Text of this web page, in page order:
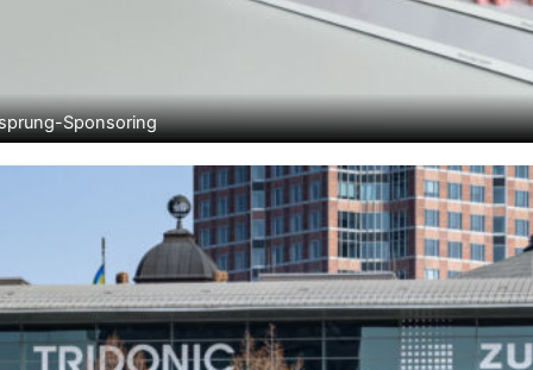
Sponsoring